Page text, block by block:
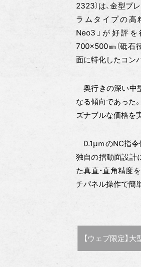
2323）は、金型プ
ラムタイプの高
Neo3」が好評
700×500㎜（砥
面に特化したコン
奥行きの深い中
なる傾向であった
ズナブルな価格を
0.1μｍのNC指令
独自の摺動面設計
た真直・直角精度
チパネル操作で簡
前の記事 :
【ウェブ限定】大